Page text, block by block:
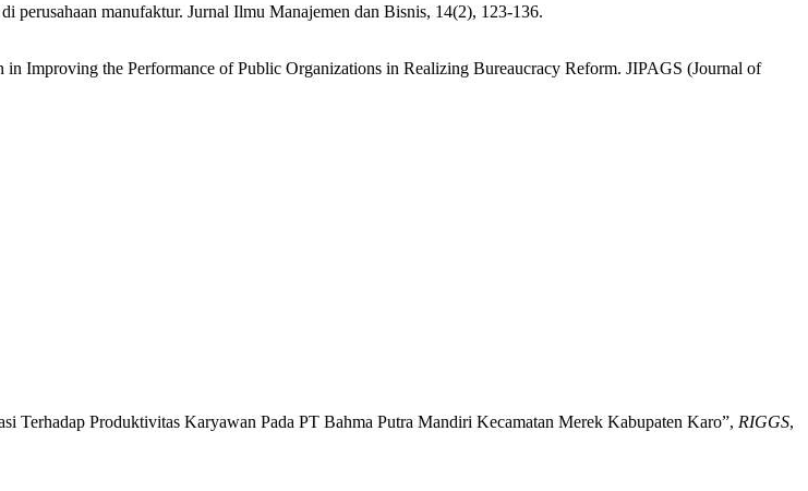
manufaktur. Jurnal Ilmu Manajemen dan Bisnis, 14(2), 123-136.
Improving the Performance of Public Organizations in Realizing Bureaucracy Reform. JIPAGS (Journal of
Terhadap Produktivitas Karyawan Pada PT Bahma Putra Mandiri Kecamatan Merek Kabupaten Karo”, RIGGS,